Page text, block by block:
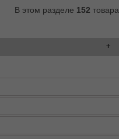
В этом разделе 152 товара